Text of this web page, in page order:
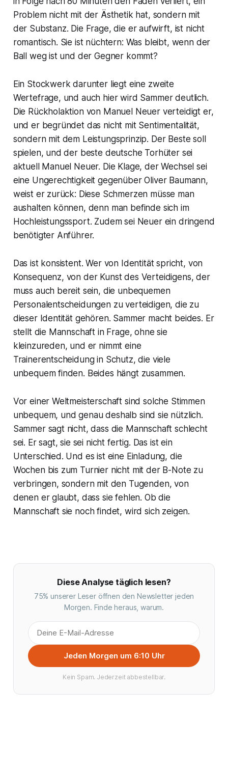
Problem nicht mit der Ästhetik hat, sondern mit
der Substanz. Die Frage, die er aufwirft, ist nicht
romantisch. Sie ist nüchtern: Was bleibt, wenn der
Ball weg ist und der Gegner kommt?
Ein Stockwerk darunter liegt eine zweite
Wertefrage, und auch hier wird Sammer deutlich.
Die Rückholaktion von Manuel Neuer verteidigt er,
und er begründet das nicht mit Sentimentalität,
sondern mit dem Leistungsprinzip. Der Beste soll
spielen, und der beste deutsche Torhüter sei
aktuell Manuel Neuer. Die Klage, der Wechsel sei
eine Ungerechtigkeit gegenüber Oliver Baumann,
weist er zurück: Diese Schmerzen müsse man
aushalten können, denn man befinde sich im
Hochleistungssport. Zudem sei Neuer ein dringend
benötigter Anführer.
Das ist konsistent. Wer von Identität spricht, von
Konsequenz, von der Kunst des Verteidigens, der
muss auch bereit sein, die unbequemen
Personalentscheidungen zu verteidigen, die zu
dieser Identität gehören. Sammer macht beides. Er
stellt die Mannschaft in Frage, ohne sie
kleinzureden, und er nimmt eine
Trainerentscheidung in Schutz, die viele
unbequem finden. Beides hängt zusammen.
Vor einer Weltmeisterschaft sind solche Stimmen
unbequem, und genau deshalb sind sie nützlich.
Sammer sagt nicht, dass die Mannschaft schlecht
sei. Er sagt, sie sei nicht fertig. Das ist ein
Unterschied. Und es ist eine Einladung, die
Wochen bis zum Turnier nicht mit der B-Note zu
verbringen, sondern mit den Tugenden, von
denen er glaubt, dass sie fehlen. Ob die
Mannschaft sie noch findet, wird sich zeigen.
Diese Analyse täglich lesen?
75% unserer Leser öffnen den Newsletter jeden
Morgen. Finde heraus, warum.
Jeden Morgen um 6:10 Uhr
Kein Spam. Jederzeit abbestellbar.